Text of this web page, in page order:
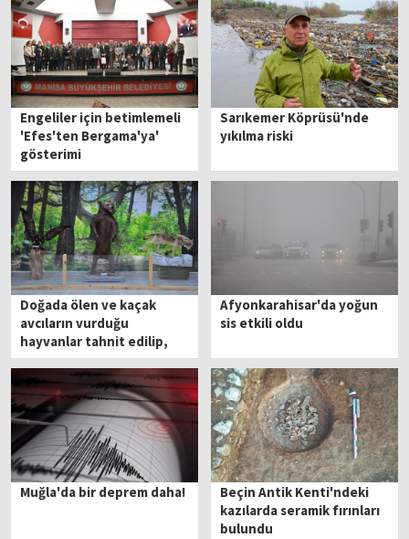
Engeliler için betimlemeli
'Efes'ten Bergama'ya'
gösterimi
Sarıkemer Köprüsü'nde
yıkılma riski
Doğada ölen ve kaçak
avcıların vurduğu
hayvanlar tahnit edilip,
Spil Dağı'nda sergileniyor
Afyonkarahisar'da yoğun
sis etkili oldu
Muğla'da bir deprem daha!
Beçin Antik Kenti'ndeki
kazılarda seramik fırınları
bulundu